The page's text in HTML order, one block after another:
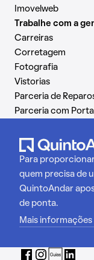
Imovelweb
Trabalhe com a
Carreiras
Corretagem
Fotografia
Vistorias
Parceria de
Parceria com
Para
quem precisa de
QuintoAndar
de ponta.
Mais informações